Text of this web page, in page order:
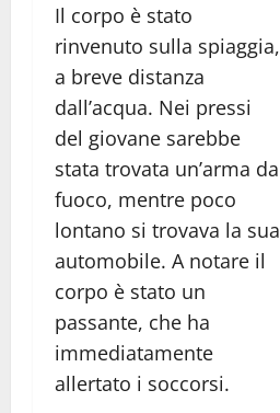
Il corpo è stato
rinvenuto sulla spiaggia,
a breve distanza
dall’acqua. Nei pressi
del giovane sarebbe
stata trovata un’arma da
fuoco, mentre poco
lontano si trovava la sua
automobile. A notare il
corpo è stato un
passante, che ha
immediatamente
allertato i soccorsi.